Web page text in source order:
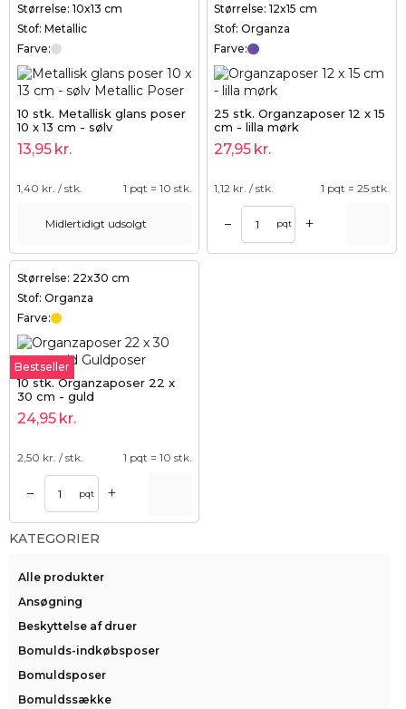
Størrelse: 10x13 cm
Stof: Metallic
Farve:
10 stk. Metallisk glans poser
10 x 13 cm - sølv
13,95 kr.
1,40 kr. / stk. 1 pqt = 10 stk.
Midlertidigt udsolgt
Størrelse: 12x15 cm
Stof: Organza
Farve:
25 stk. Organzaposer 12 x 15
cm - lilla mørk
27,95 kr.
1,12 kr. / stk. 1 pqt = 25 stk.
– pqt +
Størrelse: 22x30 cm
Stof: Organza
Farve:
Bestseller
10 stk. Organzaposer 22 x
30 cm - guld
24,95 kr.
2,50 kr. / stk. 1 pqt = 10 stk.
– pqt +
KATEGORIER
Alle produkter
Ansøgning
Beskyttelse af druer
Bomulds-indkøbsposer
Bomuldsposer
Bomuldssække